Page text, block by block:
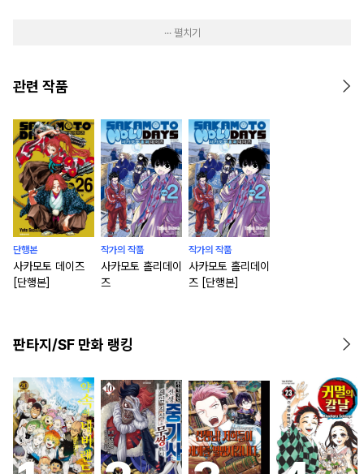
··· 펼치기
관련 작품
단행본
사카모토 데이즈
[단행본]
작가의 작품
사카모토 홀리데이
즈
작가의 작품
사카모토 홀리데이
즈 [단행본]
판타지/SF 만화 랭킹